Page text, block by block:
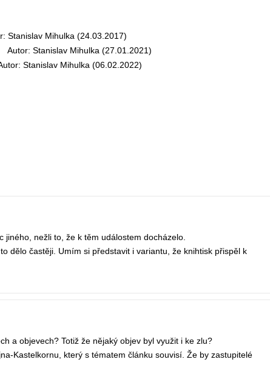
Mihulka (24.03.2017)
Stanislav Mihulka (27.01.2021)
Stanislav Mihulka (06.02.2022)
nežli to, že k těm událostem docházelo.
dělo častěji. Umím si představit i variantu, že knihtisk přispěl k
a objevech? Totiž že nějaký objev byl využit i ke zlu?
Kastelkornu, který s tématem článku souvisí. Že by zastupitelé